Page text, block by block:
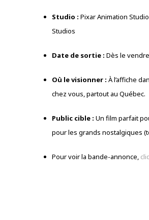
Studio : Pixar Animation
Studios
Date de sortie : Dès le
Où le visionner : À l’affiche
chez vous, partout au Québec.
Public cible : Un film parfait
pour les grands nostalgiques
Pour voir la bande-annonce,